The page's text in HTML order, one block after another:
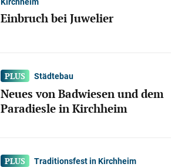
Einbruch bei Juwelier
Städtebau
Neues von Badwiesen und dem
Paradiesle in Kirchheim
Traditionsfest in Kirchheim